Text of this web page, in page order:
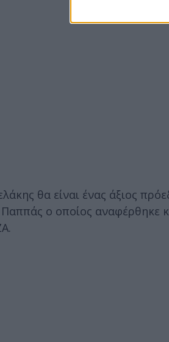
θα είναι ένας άξιος
ο οποίος αναφέρθηκε